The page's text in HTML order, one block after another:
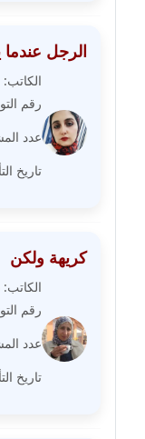
مدونة فاطمة
عاملة
مدونة فيرا
عاملة
مدونة فيروز
عاملة
مدونة كنوز
موقوف
مدونة كيندا فائز
الرجل
الكاتب:
رقم
عدد
تاريخ
كريهة ولكن
الكاتب:
رقم
عدد
تاريخ